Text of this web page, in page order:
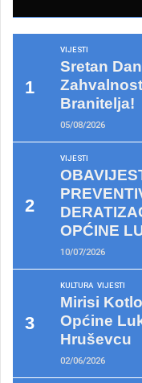
VIJESTI
Sretan
Branitelja!
05/08/2026
VIJESTI
OPĆINE
10/07/2026
KULTURA VIJESTI
Mirisi
Općine
Hruševcu
02/06/2026